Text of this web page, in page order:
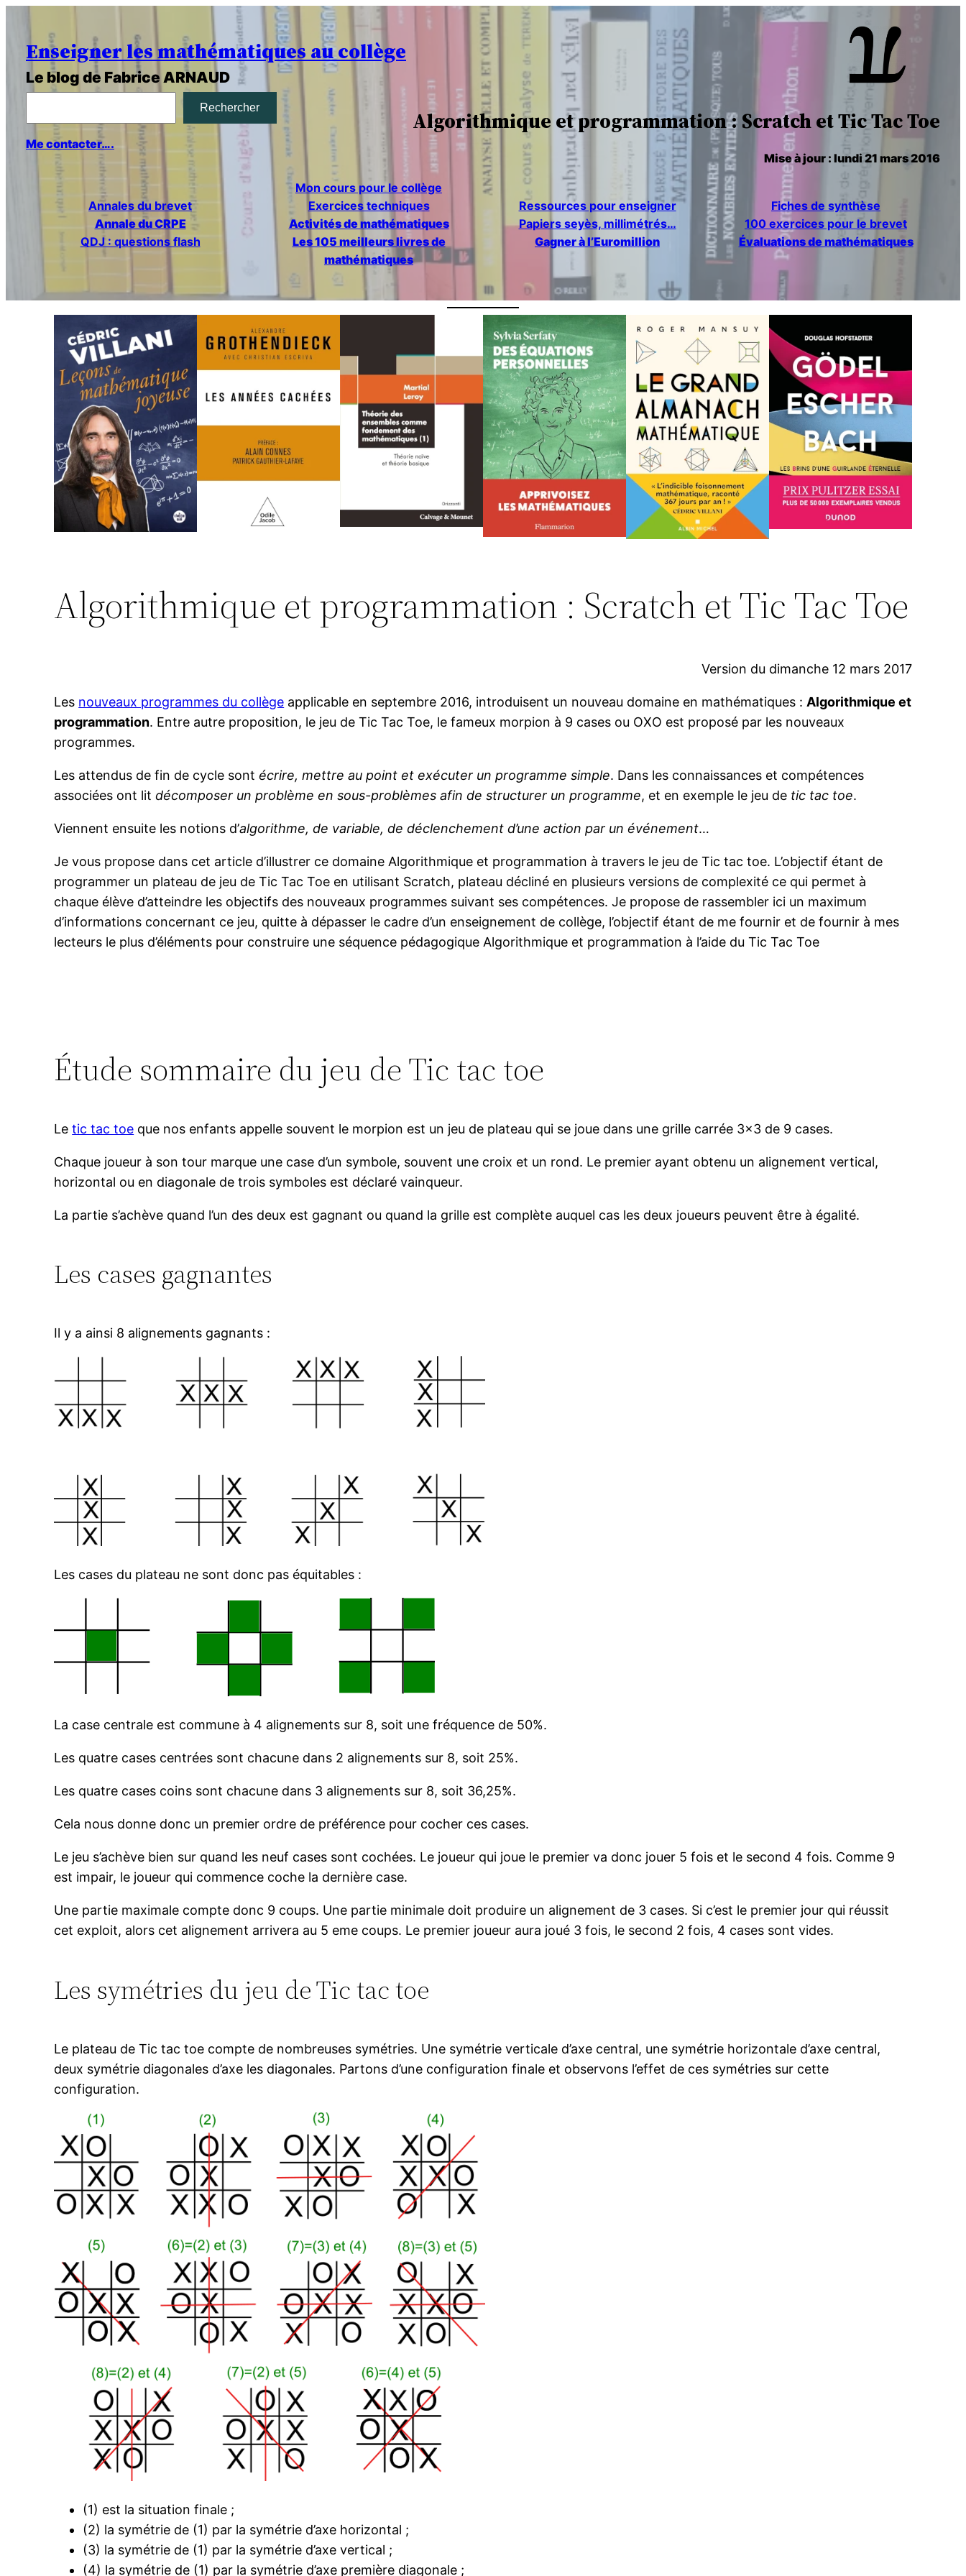
Enseigner les mathématiques au collège
Le blog de Fabrice ARNAUD
e
c
Rechercher
Me contacter….
Algorithmique et programmation : Scratch et Tic Tac Toe
Mise à jour : lundi 21 mars 2016
Annales du brevet
Annale du CRPE
QDJ : questions flash
Mon cours pour le collège
Exercices techniques
Activités de mathématiques
Les 105 meilleurs livres de
mathématiques
Ressources pour enseigner
Papiers seyès, millimétrés…
Gagner à l’Euromillion
Fiches de synthèse
100 exercices pour le brevet
Évaluations de mathématiques
Algorithmique et programmation : Scratch et Tic Tac Toe
Version du dimanche 12 mars 2017
Les nouveaux programmes du collège applicable en septembre 2016, introduisent un nouveau domaine en mathématiques : Algorithmique et
programmation. Entre autre proposition, le jeu de Tic Tac Toe, le fameux morpion à 9 cases ou OXO est proposé par les nouveaux
programmes.
Les attendus de fin de cycle sontécrire, mettre au point et exécuter un programme simple. Dans les connaissances et compétences
associées ont litdécomposer un problème en sous-problèmes afin de structurer un programme, et en exemple le jeu de tic tac toe.
Viennent ensuite les notions d’algorithme, de variable, de déclenchement d’une action par un événement…
Je vous propose dans cet article d’illustrer ce domaine Algorithmique et programmation à travers le jeu de Tic tac toe. L’objectif étant de
programmer un plateau de jeu de Tic Tac Toe en utilisant Scratch, plateau décliné en plusieurs versions de complexité ce qui permet à
chaque élève d’atteindre les objectifs des nouveaux programmes suivant ses compétences. Je propose de rassembler ici un maximum
d’informations concernant ce jeu, quitte à dépasser le cadre d’un enseignement de collège, l’objectif étant de me fournir et de fournir à mes
lecteurs le plus d’éléments pour construire une séquence pédagogique Algorithmique et programmation à l’aide du Tic Tac Toe
Étude sommaire du jeu de Tic tac toe
Letic tac toe que nos enfants appelle souvent le morpion est un jeu de plateau qui se joue dans une grille carrée 3×3 de 9 cases.
Chaque joueur à son tour marque une case d’un symbole, souvent une croix et un rond. Le premier ayant obtenu un alignement vertical,
horizontal ou en diagonale de trois symboles est déclaré vainqueur.
La partie s’achève quand l’un des deux est gagnant ou quand la grille est complète auquel cas les deux joueurs peuvent être à égalité.
Les cases gagnantes
Il y a ainsi 8 alignements gagnants :
Les cases du plateau ne sont donc pas équitables :
La case centrale est commune à 4 alignements sur 8, soit une fréquence de 50%.
Les quatre cases centrées sont chacune dans 2 alignements sur 8, soit 25%.
Les quatre cases coins sont chacune dans 3 alignements sur 8, soit 36,25%.
Cela nous donne donc un premier ordre de préférence pour cocher ces cases.
Le jeu s’achève bien sur quand les neuf cases sont cochées. Le joueur qui joue le premier va donc jouer 5 fois et le second 4 fois. Comme 9
est impair, le joueur qui commence coche la dernière case.
Une partie maximale compte donc 9 coups. Une partie minimale doit produire un alignement de 3 cases. Si c’est le premier jour qui réussit
cet exploit, alors cet alignement arrivera au 5 eme coups. Le premier joueur aura joué 3 fois, le second 2 fois, 4 cases sont vides.
Les symétries du jeu de Tic tac toe
Le plateau de Tic tac toe compte de nombreuses symétries. Une symétrie verticale d’axe central, une symétrie horizontale d’axe central,
deux symétrie diagonales d’axe les diagonales. Partons d’une configuration finale et observons l’effet de ces symétries sur cette
configuration.
(1) est la situation finale ;
(2) la symétrie de (1) par la symétrie d’axe horizontal ;
(3) la symétrie de (1) par la symétrie d’axe vertical ;
(4) la symétrie de (1) par la symétrie d’axe première diagonale ;